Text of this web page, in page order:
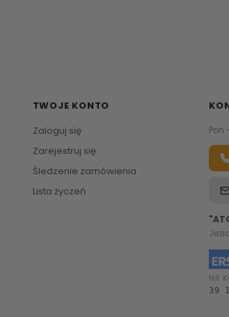
TWOJE KONTO
Zaloguj się
Zarejestruj się
Śledzenie zamówienia
Lista życzeń
Pon
NR
39